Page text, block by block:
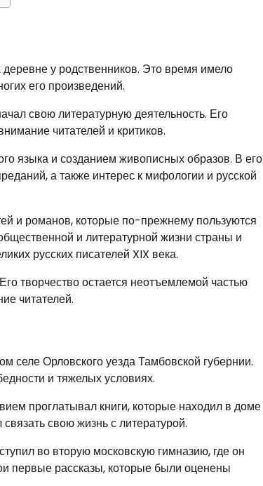
у родственников. Это время имело
его произведений.
свою литературную деятельность. Его
читателей и критиков.
языка и созданием живописных образов. В его
а также интерес к мифологии и русской
и романов, которые по-прежнему пользуются
и литературной жизни страны и
русских писателей XIX века.
творчество остается неотъемлемой частью
читателей.
селе Орловского уезда Тамбовской губернии.
и тяжелых условиях.
проглатывал книги, которые находил в доме
свою жизнь с литературой.
во вторую московскую гимназию, где он
первые рассказы, которые были оценены